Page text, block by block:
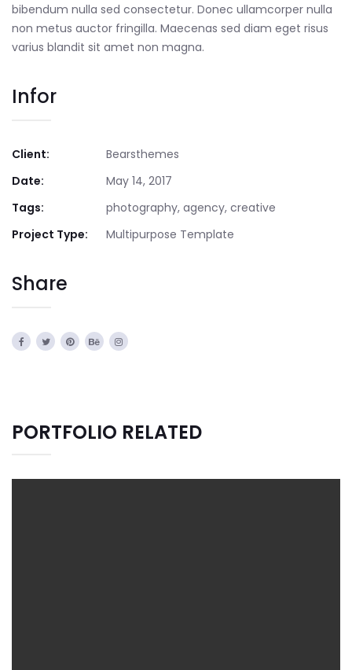
bibendum nulla sed consectetur. Donec ullamcorper nulla
non metus auctor fringilla. Maecenas sed diam eget risus
varius blandit sit amet non magna.
Infor
Client:
Bearsthemes
Date:
May 14, 2017
Tags:
photography, agency, creative
Project Type:
Multipurpose Template
Share
PORTFOLIO RELATED